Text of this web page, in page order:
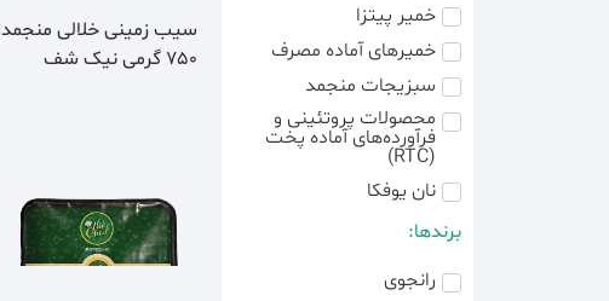
خمیر پیتزا
خمیرهای آماده مصرف
سبزیجات منجمد
محصولات پروتئینی و
فرآورده‌های آماده پخت
(RTC)
نان یوفکا
برندها:
رانجوی
سیب زمینی خلالی منجمد
750 گرمی نیک شف